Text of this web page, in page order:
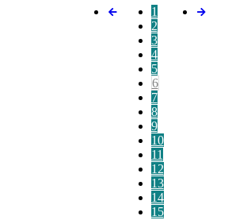
1
2
3
4
5
6
7
8
9
10
11
12
13
14
15